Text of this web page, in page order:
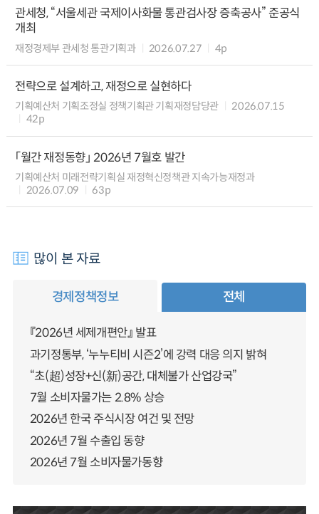
관세청, “서울세관 국제이사화물 통관검사장 증축공사” 준공식
개최
재정경제부 관세청 통관기획과 2026.07.27 4p
전략으로 설계하고, 재정으로 실현하다
기획예산처 기획조정실 정책기획관 기획재정담당관
2026.07.15
42p
「월간 재정동향」 2026년 7월호 발간
기획예산처 미래전략기획실 재정혁신정책관 지속가능재정과
2026.07.09
63p
많이 본 자료
경제정책정보 전체
『2026년 세제개편안』 발표
과기정통부, ‘누누티비 시즌2’에 강력 대응 의지 밝혀
“초(超)성장+신(新)공간, 대체불가 산업강국”
7월 소비자물가는 2.8% 상승
2026년 한국 주식시장 여건 및 전망
2026년 7월 수출입 동향
2026년 7월 소비자물가동향